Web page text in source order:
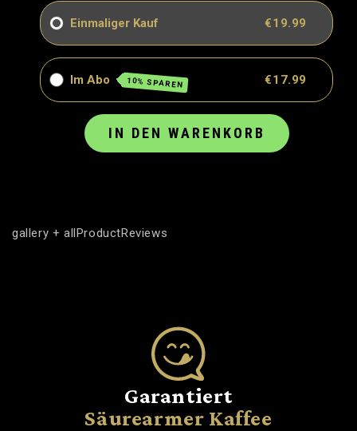
Einmaliger Kauf €19.99
Im Abo 10% SPAREN €17.99
IN DEN WARENKORB
gallery + allProductReviews
Garantiert
Säurearmer Kaffee